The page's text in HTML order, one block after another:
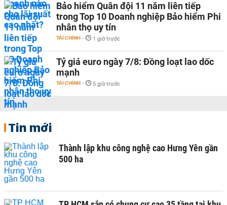
Bảo hiểm Quân đội 11 năm liên tiếp
trong Top 10 Doanh nghiệp Bảo hiểm Phi
nhân thọ uy tín
TÀI CHÍNH - 1 giờ trước
Tỷ giá euro ngày 7/8: Đồng loạt lao dốc
mạnh
TÀI CHÍNH - 5 giờ trước
Tin mới
Thành lập khu công nghệ cao Hưng Yên gần
500 ha